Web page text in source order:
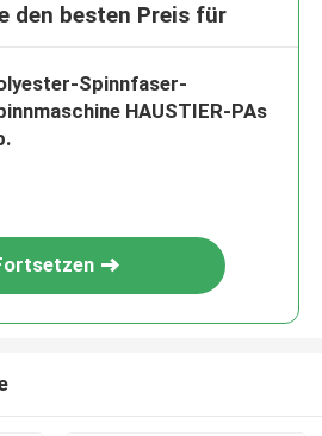
den besten Preis für
Spinnfaser-
HAUSTIER-PAs